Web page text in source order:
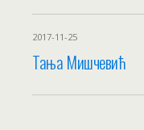
2017-11-25
Тања Мишчевић